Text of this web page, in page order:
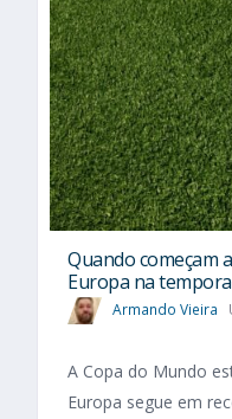
Quando começam
Europa na
Armando Vieira
A Copa do Mundo
Europa segue em